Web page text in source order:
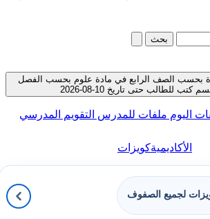
بحث
بحسب الصف الرابع في مادة علوم بحسب الفصل
كتب للطالب حتى تاريخ 10-08-2026
اليوم ملفات للمدرس التقويم المدرسي
الأكاديميةكويزات
لجميع الصفوف